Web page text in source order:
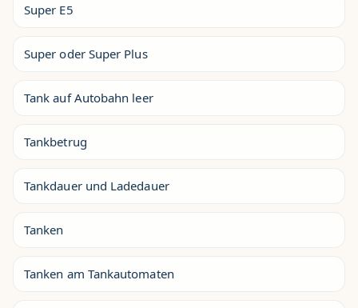
Super E5
Super oder Super Plus
Tank auf Autobahn leer
Tankbetrug
Tankdauer und Ladedauer
Tanken
Tanken am Tankautomaten